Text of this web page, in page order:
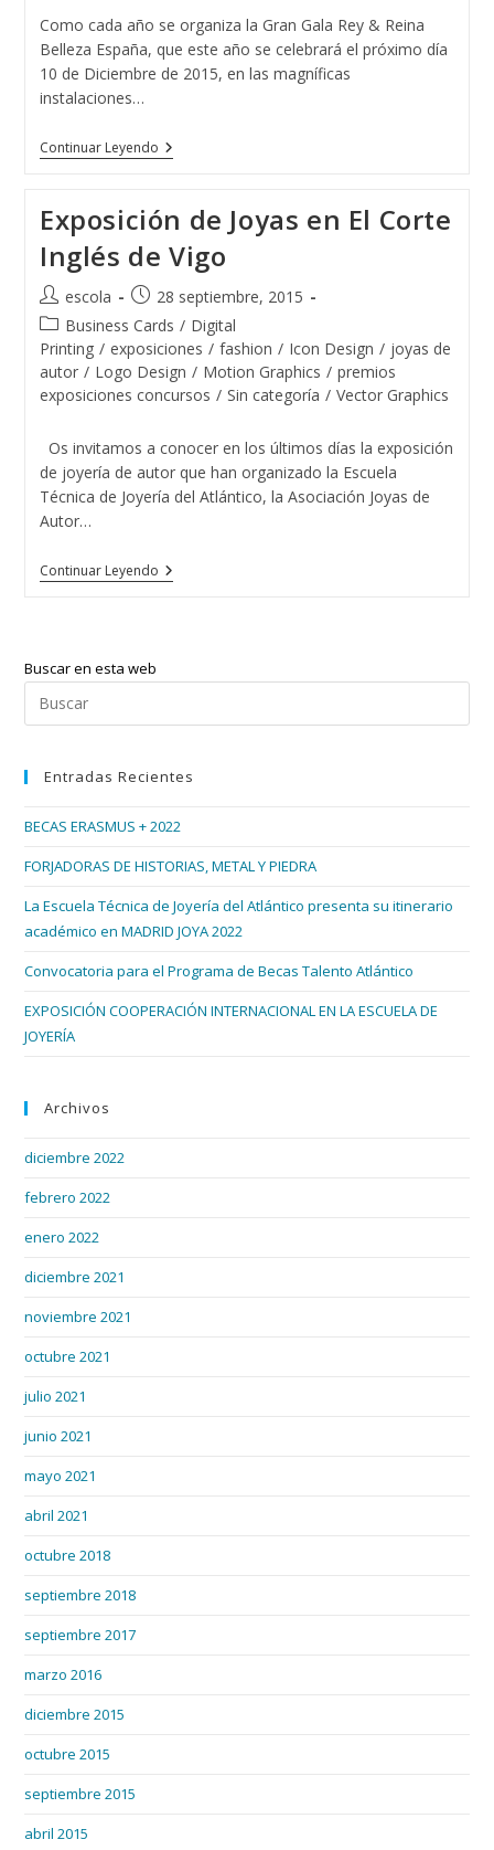
entrada:
Como cada año se organiza la Gran Gala Rey & Reina
Belleza España, que este año se celebrará el próximo día
10 de Diciembre de 2015, en las magníficas
instalaciones…
Continuar LeyendoEl
Rey
Belleza
España
2015
Tendrá
Sabor
Gallego
Exposición de Joyas en El Corte
Inglés de Vigo
Autor
de
la
entrada:
escola
Publicación
de
la
entrada:
28 septiembre, 2015
Categoría
de
la
entrada:
Business Cards / Digital
Printing / exposiciones / fashion / Icon Design / joyas de
autor / Logo Design / Motion Graphics / premios
exposiciones concursos / Sin categoría / Vector Graphics
Os invitamos a conocer en los últimos días la exposición
de joyería de autor que han organizado la Escuela
Técnica de Joyería del Atlántico, la Asociación Joyas de
Autor…
Continuar LeyendoExposición
De
Inglés
Buscar en esta web
Entradas Recientes
BECAS ERASMUS + 2022
FORJADORAS DE HISTORIAS, METAL Y PIEDRA
La Escuela Técnica de Joyería del Atlántico presenta su itinerario
académico en MADRID JOYA 2022
Convocatoria para el Programa de Becas Talento Atlántico
EXPOSICIÓN COOPERACIÓN INTERNACIONAL EN LA ESCUELA DE
JOYERÍA
Archivos
diciembre 2022
febrero 2022
enero 2022
diciembre 2021
noviembre 2021
octubre 2021
julio 2021
junio 2021
mayo 2021
abril 2021
octubre 2018
septiembre 2018
septiembre 2017
marzo 2016
diciembre 2015
octubre 2015
septiembre 2015
abril 2015